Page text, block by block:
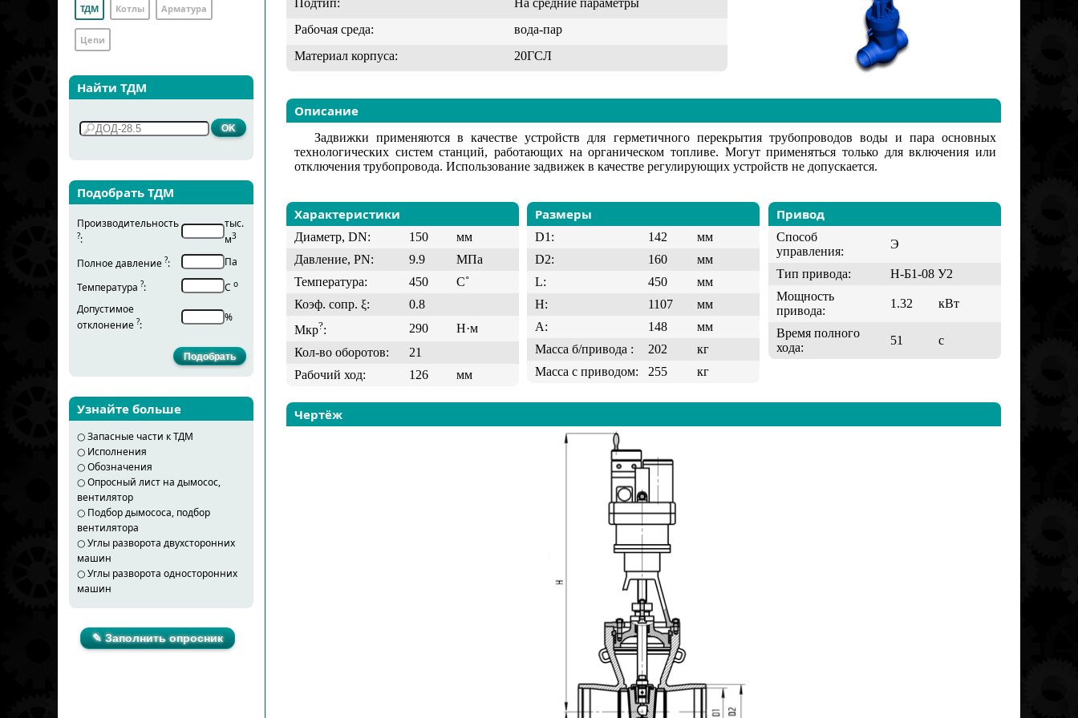
ТДМ Котлы Арматура
Цепи
Найти ТДМ
Подобрать ТДМ
Производительность
?:
тыс.
м3
Полное давление ?:
Па
Температура ?: С о
Допустимое
отклонение ?:
%
Узнайте больше
○Запасные части к ТДМ
○ Исполнения
○Обозначения
○Опросный лист на дымосос,
вентилятор
○ Подбор дымососа, подбор
вентилятора
○Углы разворота двухсторонних
машин
○Углы разворота односторонних
машин
✎ Заполнить опросник
Подтип:
На средние параметры
Рабочая среда:
вода-пар
Материал корпуса:
20ГСЛ
Описание
Задвижки применяются в качестве устройств для герметичного перекрытия трубопроводов воды и пара основных
технологических систем станций, работающих на органическом топливе. Могут применяться только для включения или
отключения трубопровода. Использование задвижек в качестве регулирующих устройств не допускается.
Характеристики
Диаметр, DN: 150
мм
Давление, PN:
9.9
МПа
Температура:
450
C˚
Коэф. сопр. ξ:
0.8
Мкр?: 290
Н·м
Кол-во оборотов:
21
Рабочий ход:
126 мм
Размеры
D1: 142
мм
D2:
160
мм
L:
450
мм
H:
1107
мм
A:
148
мм
Масса б/привода :
202
кг
Масса с приводом:
255 кг
Привод
Способ
управления:
Э
Тип привода:
Н-Б1-08 У2
Мощность
привода:
1.32 кВт
Время полного
хода:
51 с
Чертёж